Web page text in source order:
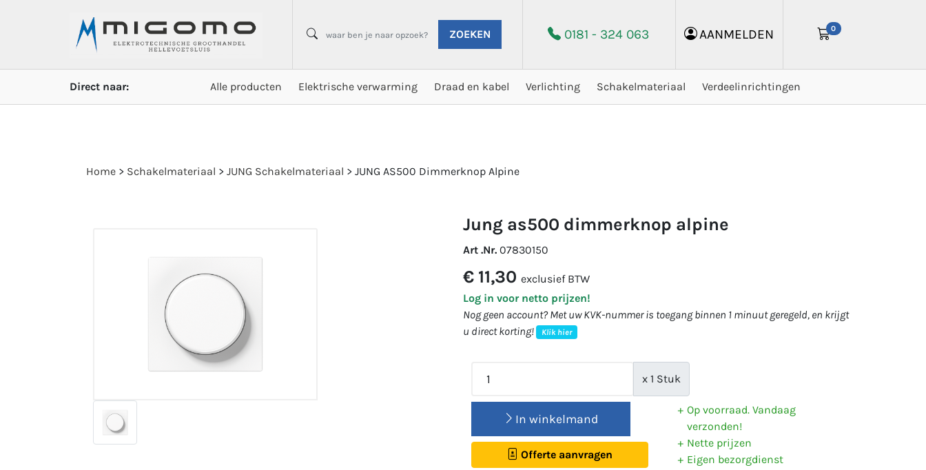
ZOEKEN 0181 - 324 063 AANMELDEN 0
Direct naar: Alle producten Elektrische verwarming Draad en kabel Verlichting Schakelmateriaal Verdeelinrichtingen
Home > Schakelmateriaal > JUNG Schakelmateriaal > JUNG AS500 Dimmerknop Alpine
jung as500 dimmerknop alpine
Art .Nr. 07830150
€ 11,30 exclusief BTW
Log in voor netto prijzen!
Nog geen account? Met uw KVK-nummer is toegang binnen 1 minuut geregeld, en krijgt
u direct korting!
Klik hier
x 1 Stuk
In winkelmand
Offerte aanvragen
Op voorraad. Vandaag
verzonden!
Nette prijzen
Eigen bezorgdienst